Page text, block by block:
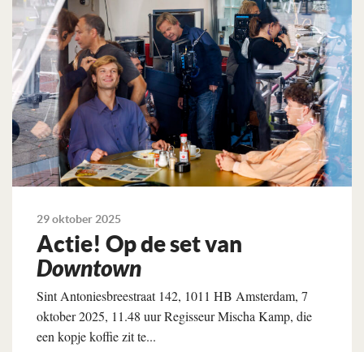
29 oktober 2025
Actie! Op de set van
Downtown
Sint Antoniesbreestraat 142, 1011 HB Amsterdam, 7
oktober 2025, 11.48 uur Regisseur Mischa Kamp, die
een kopje koffie zit te...